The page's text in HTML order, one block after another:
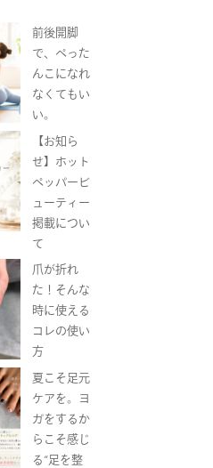
前後開脚
で、ぺった
んこになれ
なくてもい
い。
【お知ら
せ】ホット
ペッパービ
ューティー
掲載につい
て
爪が折れ
た！そんな
時に使える
コレの使い
方
夏こそ足元
ケアを。ヨ
ガをするか
らこそ感じ
る“足を整